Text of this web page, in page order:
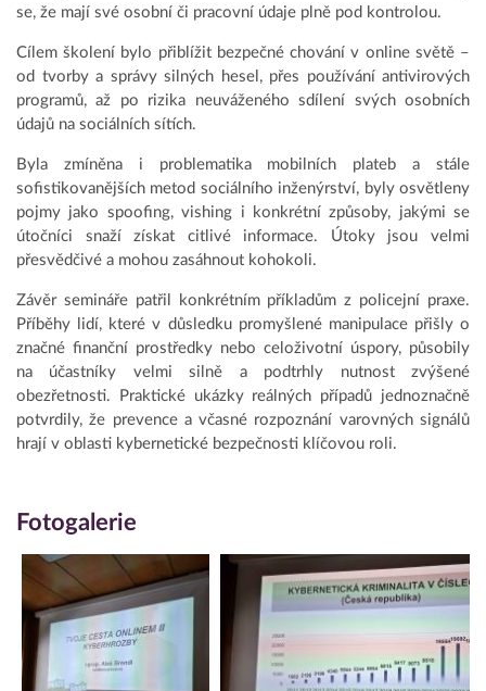
se, že mají své osobní či pracovní údaje plně pod kontrolou.
Cílem školení bylo přiblížit bezpečné chování v online světě –
od tvorby a správy silných hesel, přes používání antivirových
programů, až po rizika neuváženého sdílení svých osobních
údajů na sociálních sítích.
Byla zmíněna i problematika mobilních plateb a stále
sofistikovanějších metod sociálního inženýrství, byly osvětleny
pojmy jako spoofing, vishing i konkrétní způsoby, jakými se
útočníci snaží získat citlivé informace. Útoky jsou velmi
přesvědčivé a mohou zasáhnout kohokoli.
Závěr semináře patřil konkrétním příkladům z policejní praxe.
Příběhy lidí, které v důsledku promyšlené manipulace přišly o
značné finanční prostředky nebo celoživotní úspory, působily
na účastníky velmi silně a podtrhly nutnost zvýšené
obezřetnosti. Praktické ukázky reálných případů jednoznačně
potvrdily, že prevence a včasné rozpoznání varovných signálů
hrají v oblasti kybernetické bezpečnosti klíčovou roli.
Fotogalerie